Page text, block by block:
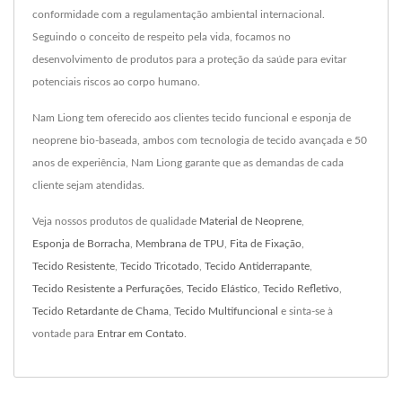
conformidade com a regulamentação ambiental internacional.
Seguindo o conceito de respeito pela vida, focamos no
desenvolvimento de produtos para a proteção da saúde para evitar
potenciais riscos ao corpo humano.
Nam Liong tem oferecido aos clientes tecido funcional e esponja de
neoprene bio-baseada, ambos com tecnologia de tecido avançada e 50
anos de experiência, Nam Liong garante que as demandas de cada
cliente sejam atendidas.
Veja nossos produtos de qualidade Material de Neoprene
Esponja de Borracha Membrana de TPU Fita de Fixação
Tecido Resistente Tecido Tricotado Tecido Antiderrapante
Tecido Resistente a Perfurações Tecido Elástico Tecido Refletivo
Tecido Retardante de Chama Tecido Multifuncional e sinta-se à
vontade para Entrar em Contato